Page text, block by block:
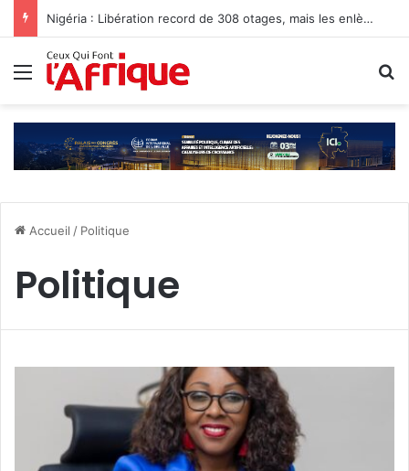
Nigéria : Libération record de 308 otages, mais les enlèvements perdurent
Menu
Accueil / Politique
Politique